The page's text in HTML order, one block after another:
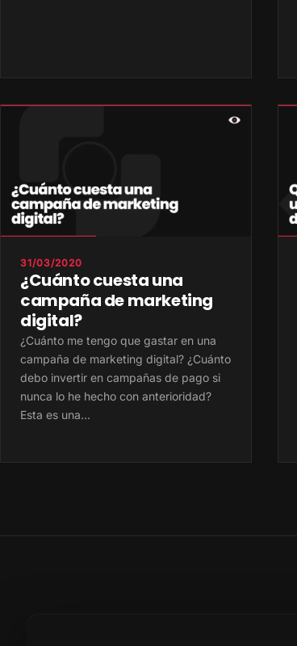
31/03/2020
¿Cuánto cuesta una
campaña de marketing
digital?
¿Cuánto me tengo que gastar en una
campaña de marketing digital? ¿Cuánto
debo invertir en campañas de pago si
nunca lo he hecho con anterioridad?
Esta es una…